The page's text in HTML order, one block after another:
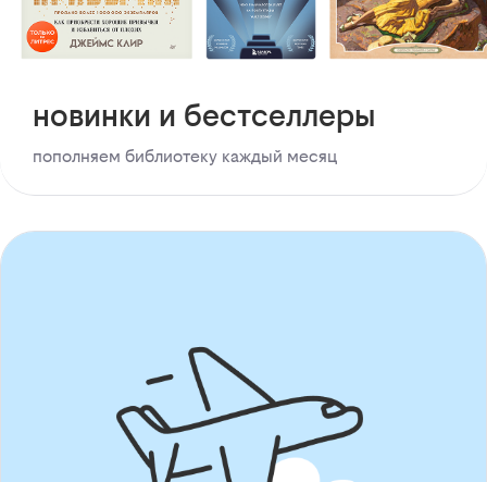
новинки и бестселлеры
пополняем библиотеку каждый месяц